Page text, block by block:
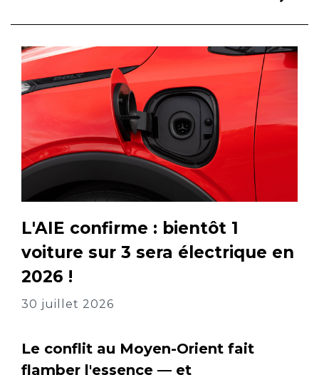
L'AIE confirme : bientôt 1
voiture sur 3 sera électrique en
2026 !
30 juillet 2026
Le conflit au Moyen-Orient fait
flamber l'essence — et